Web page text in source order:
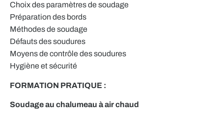
Choix des paramètres de soudage
Préparation des bords
Méthodes de soudage
Défauts des soudures
Moyens de contrôle des soudures
Hygiène et sécurité
FORMATION PRATIQUE :
Soudage au chalumeau à air chaud